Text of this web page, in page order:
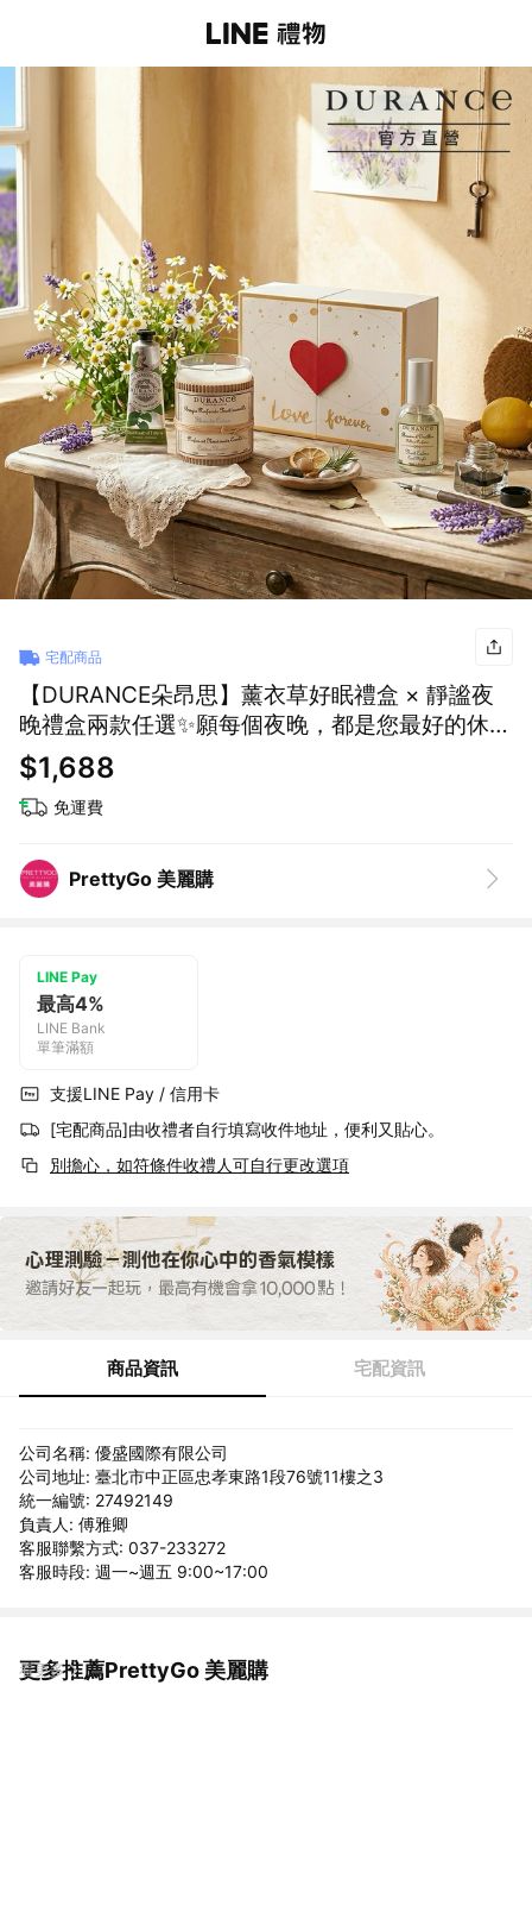
宅配商品
【DURANCE朵昂思】薰衣草好眠禮盒 × 靜謐夜
晚禮盒兩款任選✨願每個夜晚，都是您最好的休息
（枕頭香水50ml＋手工精油蠟燭180g＋護手霜
30ml）
$1,688
免運費
PrettyGo 美麗購
LINE Pay
最高4%
LINE Bank
單筆滿額
支援LINE Pay / 信用卡
[宅配商品]由收禮者自行填寫收件地址，便利又貼心。
別擔心，如符條件收禮人可自行更改選項
商品資訊 宅配資訊
公司名稱: 優盛國際有限公司
公司地址: 臺北市中正區忠孝東路1段76號11樓之3
統一編號: 27492149
負責人: 傅雅卿
客服聯繫方式: 037-233272
客服時段: 週一~週五 9:00~17:00
更多推薦PrettyGo 美麗購
看更多